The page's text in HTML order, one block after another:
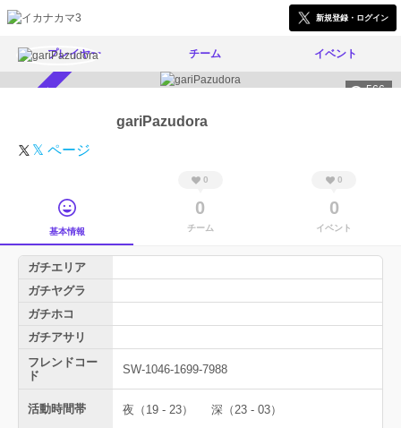
新規登録・ログイン
プレイヤー チーム イベント
566
gariPazudora
𝕏 ページ
基本情報
0
0
チーム
0
0
イベント
ガチエリア
ガチヤグラ
ガチホコ
ガチアサリ
フレンドコー
ド
SW-1046-1699-7988
活動時間帯 夜（19 - 23） 深（23 - 03）